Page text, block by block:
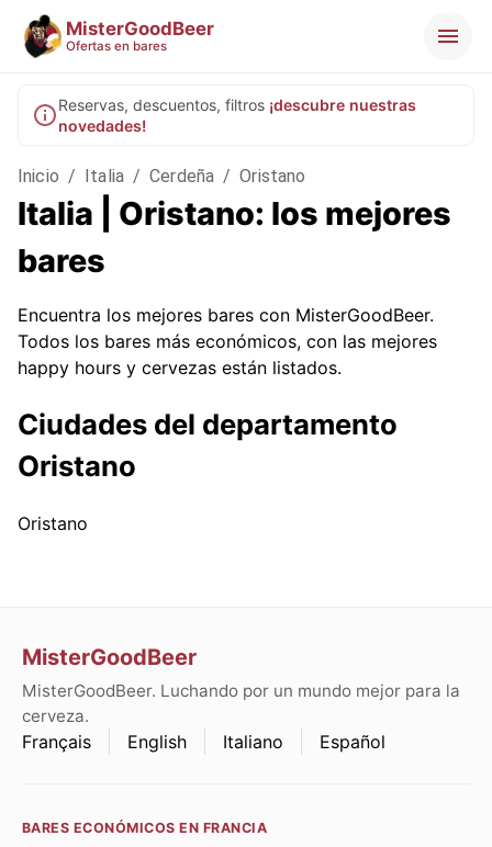
MisterGoodBeer
Ofertas en bares
Reservas, descuentos, filtros ¡descubre nuestras
novedades!
Inicio / Italia / Cerdeña / Oristano
Italia | Oristano: los mejores
bares
Encuentra los mejores bares con MisterGoodBeer.
Todos los bares más económicos, con las mejores
happy hours y cervezas están listados.
Ciudades del departamento
Oristano
Oristano
MisterGoodBeer
MisterGoodBeer. Luchando por un mundo mejor para la
cerveza.
Français English Italiano Español
BARES ECONÓMICOS EN FRANCIA